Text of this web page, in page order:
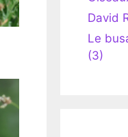
David
Le
(3)